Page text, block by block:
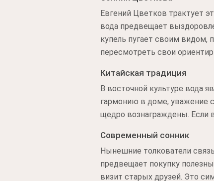
Евгений Цветков трактует
вода предвещает
купель пугает своим видом,
пересмотреть свои
Китайская традиция
В восточной культуре вода
гармонию в доме, уважение
щедро вознаграждены. Если
Современный сонник
Нынешние толкователи
предвещает покупку
визит старых друзей. Это